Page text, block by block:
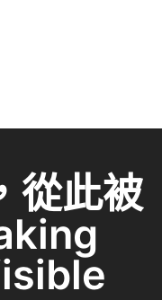
從此被